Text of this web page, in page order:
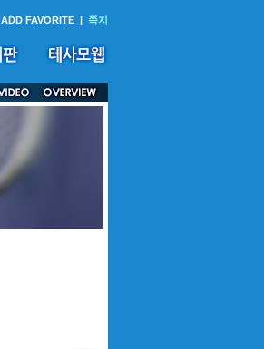
ADD FAVORITE | 쪽지